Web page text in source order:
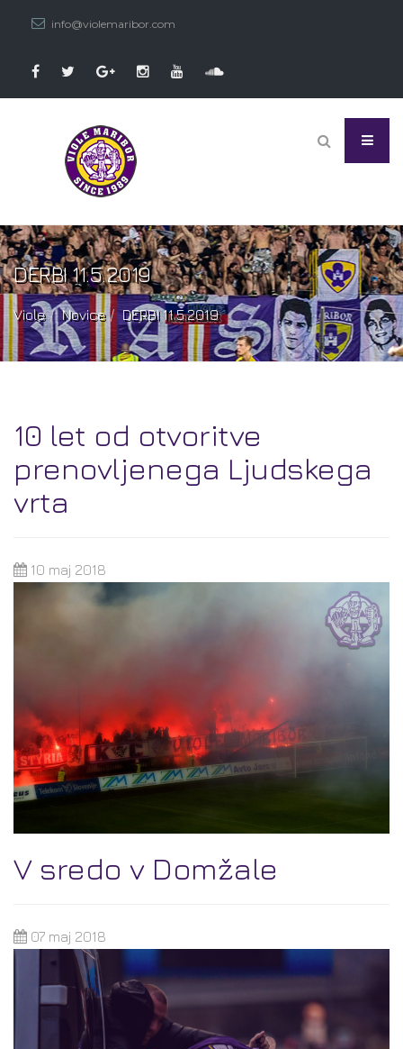
info@violemaribor.com
DERBI 11.5.2019
Viole Novice DERBI 11.5.2019
10 let od otvoritve
prenovljenega Ljudskega
vrta
10 maj 2018
V sredo v Domžale
07 maj 2018